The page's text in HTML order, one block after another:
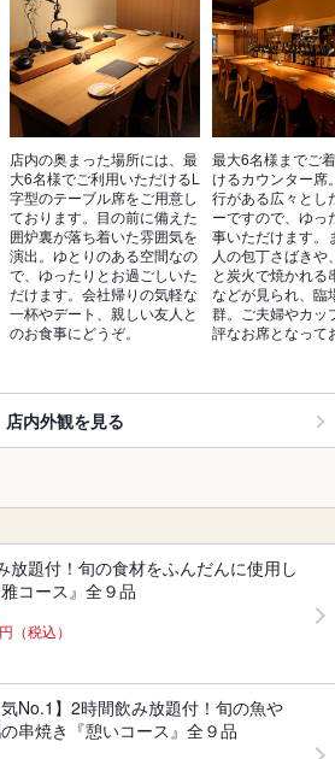
店内の奥まった場所には、最
大6名様でご利用いただけるL
字型のテーブル席をご用意し
ております。目の前に備えた
囲炉裏が落ち着いた雰囲気を
演出。ゆとりのある空間なの
で、ゆったりとお過ごしいた
だけます。会社帰りの気軽な
一杯やデート、親しい友人と
のお食事にどうぞ。
最大6名様までご
けるカウンター席
行がある広々とし
ーですので、ゆっ
事いただけます。
人の包丁さばきや
と炭火で焼かれる
などが見られ、臨
群。ご夫婦やカッ
評なお席となって
店内外観を見る
放題付！旬の食材をふんだんに使用し
コース』全９品
円（税込）
気No.1】2時間飲み放題付！旬の魚や
串焼き『憩いコース』全９品